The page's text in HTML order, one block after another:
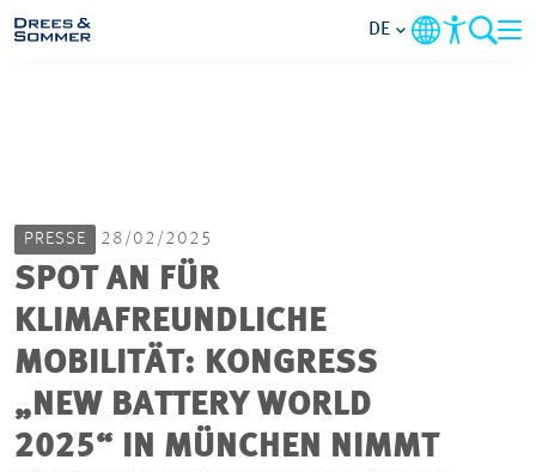
IM FOKUS
KARRIERE
PROJEKTE
DE
PRESSE 28/02/2025
SPOT AN FÜR
KLIMAFREUNDLICHE
MOBILITÄT: KONGRESS
„NEW BATTERY WORLD
2025“ IN MÜNCHEN NIMMT